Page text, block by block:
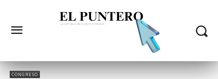
CONGRESO